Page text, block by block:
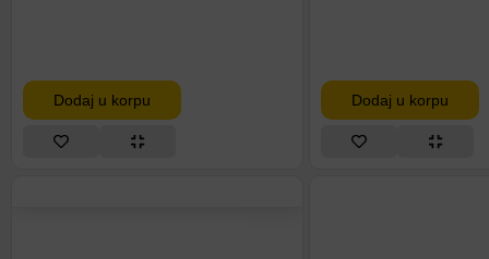
Dodaj u korpu Dodaj u korpu